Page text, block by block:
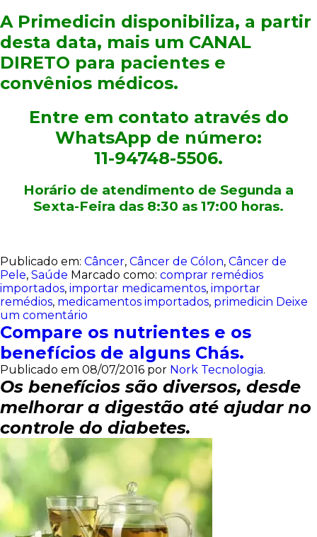
A Primedicin disponibiliza, a partir
desta data, mais um CANAL
DIRETO para pacientes e
convênios médicos.
Entre em contato através do
WhatsApp de número:
11-94748-5506.
Horário de atendimento de Segunda a
Sexta-Feira das 8:30 as 17:00 horas.
Publicado em: Câncer, Câncer de Cólon, Câncer de
Pele, Saúde Marcado como: comprar remédios
importados, importar medicamentos, importar
remédios, medicamentos importados, primedicin Deixe
um comentário
Compare os nutrientes e os
benefícios de alguns Chás.
Publicado em 08/07/2016 por Nork Tecnologia.
Os benefícios são diversos, desde
melhorar a digestão até ajudar no
controle do diabetes.